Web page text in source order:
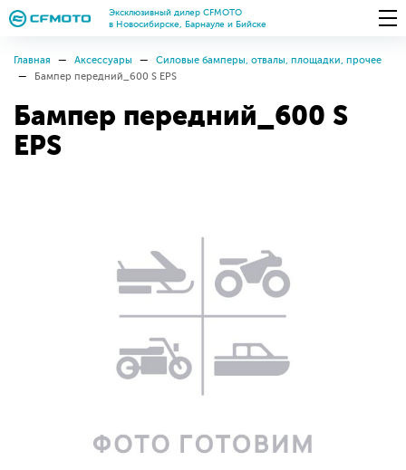
Эксклюзивный дилер CFMOTO
в Новосибирске, Барнауле и Бийске
Главная Аксессуары
Силовые бамперы, отвалы, площадки, прочее
Бампер передний_600 S EPS
Бампер передний_600 S
EPS